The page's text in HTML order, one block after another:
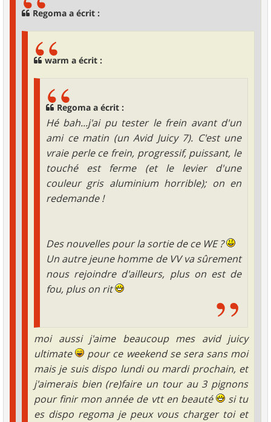
Regoma a écrit :
warm a écrit :
Regoma a écrit :
Hé bah...j'ai pu tester le frein avant d'un
ami ce matin (un Avid Juicy 7). C'est une
vraie perle ce frein, progressif, puissant, le
touché est ferme (et le levier d'une
couleur gris aluminium horrible); on en
redemande !
Des nouvelles pour la sortie de ce WE ?
Un autre jeune homme de VV va sûrement
nous rejoindre d'ailleurs, plus on est de
fou, plus on rit
moi aussi j'aime beaucoup mes avid juicy
ultimate
pour ce weekend se sera sans moi
mais je suis dispo lundi ou mardi prochain, et
j'aimerais bien (re)faire un tour au 3 pignons
pour finir mon année de vtt en beauté
si tu
es dispo regoma je peux vous charger toi et